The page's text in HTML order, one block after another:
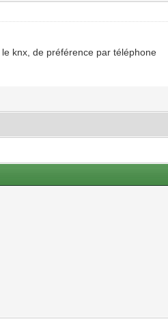
knx, de préférence par téléphone